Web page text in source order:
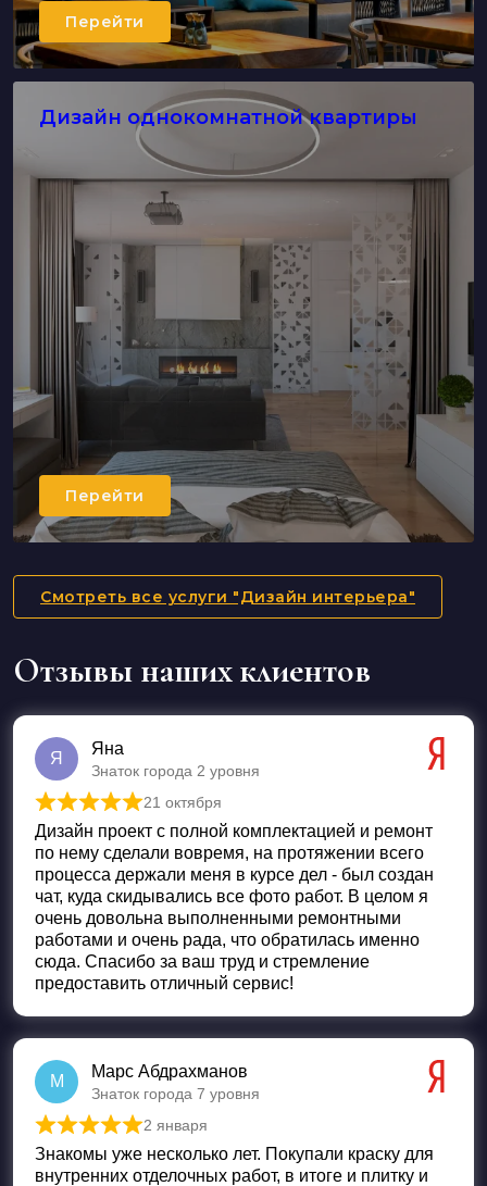
Перейти
Дизайн однокомнатной квартиры
Перейти
Смотреть все услуги "Дизайн интерьера"
Отзывы наших клиентов
Я
Яна
Знаток города 2 уровня
Оценка5 из 5
21 октября
Дизайн проект с полной комплектацией и ремонт
по нему сделали вовремя, на протяжении всего
процесса держали меня в курсе дел - был создан
чат, куда скидывались все фото работ. В целом я
очень довольна выполненными ремонтными
работами и очень рада, что обратилась именно
сюда. Спасибо за ваш труд и стремление
предоставить отличный сервис!
М
Марс Абдрахманов
Знаток города 7 уровня
Оценка 5из 5
2 января
Знакомы уже несколько лет. Покупали краску для
внутренних отделочных работ, в итоге и плитку и